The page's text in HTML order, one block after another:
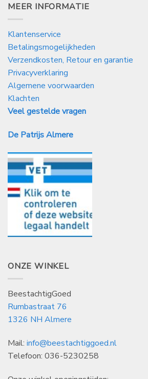
MEER INFORMATIE
Klantenservice
Betalingsmogelijkheden
Verzendkosten, Retour en garantie
Privacyverklaring
Algemene voorwaarden
Klachten
Veel gestelde vragen
De Patrijs Almere
ONZE WINKEL
BeestachtigGoed
Rumbastraat 76
1326 NH Almere
Mail: info@beestachtiggoed.nl
Telefoon: 036-5230258